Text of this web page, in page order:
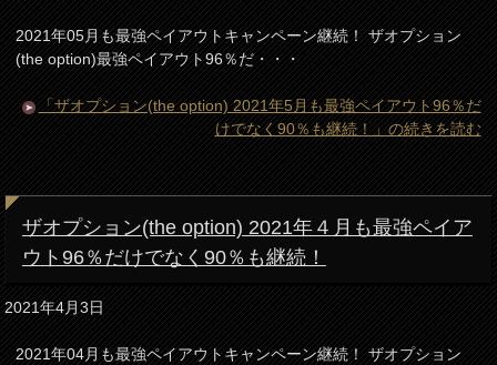
2021年05月も最強ペイアウトキャンペーン継続！ ザオプション
(the option)最強ペイアウト96％だ・・・
「ザオプション(the option) 2021年5月も最強ペイアウト96％だ
けでなく90％も継続！」の続きを読む
ザオプション(the option) 2021年４月も最強ペイア
ウト96％だけでなく90％も継続！
2021年4月3日
2021年04月も最強ペイアウトキャンペーン継続！ ザオプション